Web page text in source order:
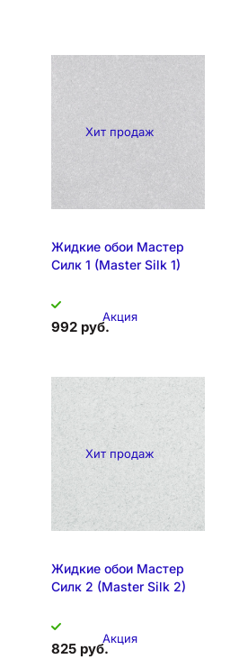
Хит продаж
Акция
Образец на экспозиции
Жидкие обои Мастер
Силк 1 (Master Silk 1)
992 руб.
Хит продаж
Акция
Жидкие обои Мастер
Силк 2 (Master Silk 2)
825 руб.